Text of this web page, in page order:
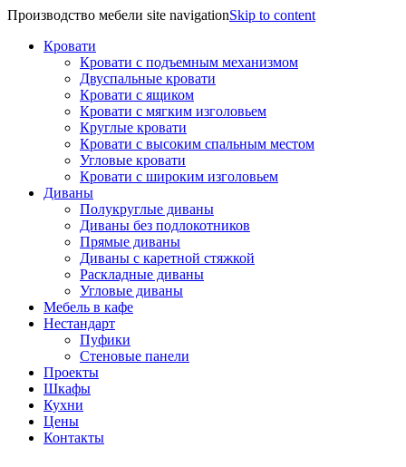
Производство мебели site navigationSkip to content
Кровати
Кровати с подъемным механизмом
Двуспальные кровати
Кровати с ящиком
Кровати с мягким изголовьем
Круглые кровати
Кровати с высоким спальным местом
Угловые кровати
Кровати с широким изголовьем
Диваны
Полукруглые диваны
Диваны без подлокотников
Прямые диваны
Диваны с каретной стяжкой
Раскладные диваны
Угловые диваны
Мебель в кафе
Нестандарт
Пуфики
Стеновые панели
Проекты
Шкафы
Кухни
Цены
Контакты